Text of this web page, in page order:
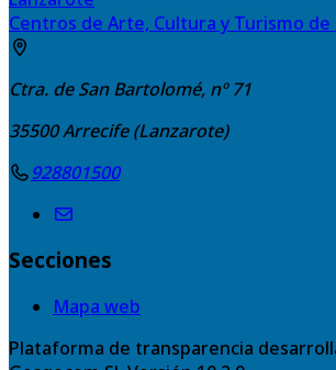
Centros de Arte, Cultura y Turismo de
Ctra. de San Bartolomé, nº 71
35500Arrecife (Lanzarote)
928801500
Secciones
Mapa web
Plataforma de transparencia